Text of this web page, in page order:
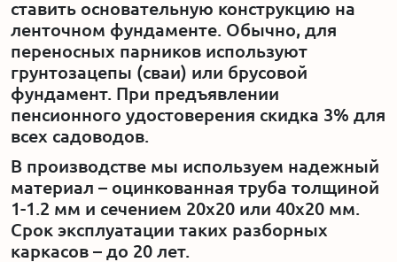
ставить основательную конструкцию на
ленточном фундаменте. Обычно, для
переносных парников используют
грунтозацепы (сваи) или брусовой
фундамент. При предъявлении
пенсионного удостоверения скидка 3% для
всех садоводов.
В производстве мы используем надежный
материал – оцинкованная труба толщиной
1-1.2 мм и сечением 20x20 или 40x20 мм.
Срок эксплуатации таких разборных
каркасов – до 20 лет.